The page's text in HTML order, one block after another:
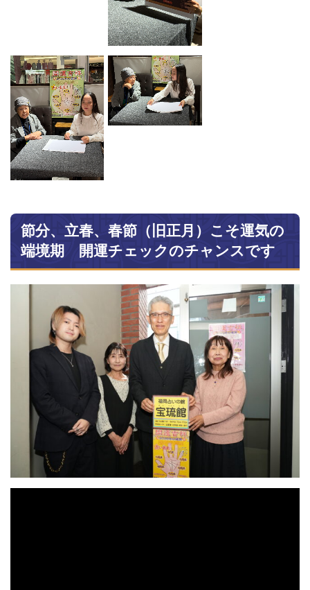
節分、立春、春節（旧正月）こそ運気の
端境期 開運チェックのチャンスです